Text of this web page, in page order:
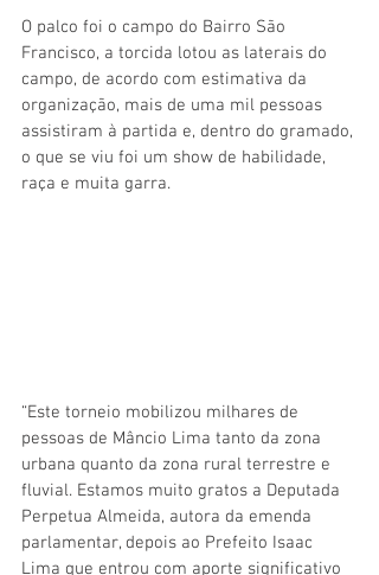
O palco foi o campo do Bairro São
Francisco, a torcida lotou as laterais do
campo, de acordo com estimativa da
organização, mais de uma mil pessoas
assistiram à partida e, dentro do gramado,
o que se viu foi um show de habilidade,
raça e muita garra.
“Este torneio mobilizou milhares de
pessoas de Mâncio Lima tanto da zona
urbana quanto da zona rural terrestre e
fluvial. Estamos muito gratos a Deputada
Perpetua Almeida, autora da emenda
parlamentar, depois ao Prefeito Isaac
Lima que entrou com aporte significativo